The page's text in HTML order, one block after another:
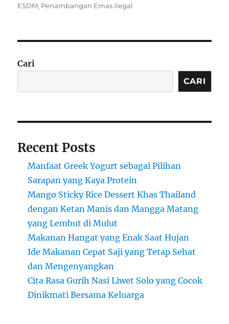
on
ESDM, Penambangan Emas Ilegal
Cari
CARI
Recent Posts
Manfaat Greek Yogurt sebagai Pilihan
Sarapan yang Kaya Protein
Mango Sticky Rice Dessert Khas Thailand
dengan Ketan Manis dan Mangga Matang
yang Lembut di Mulut
Makanan Hangat yang Enak Saat Hujan
Ide Makanan Cepat Saji yang Tetap Sehat
dan Mengenyangkan
Cita Rasa Gurih Nasi Liwet Solo yang Cocok
Dinikmati Bersama Keluarga